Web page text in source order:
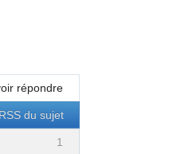
répondre
du sujet
1